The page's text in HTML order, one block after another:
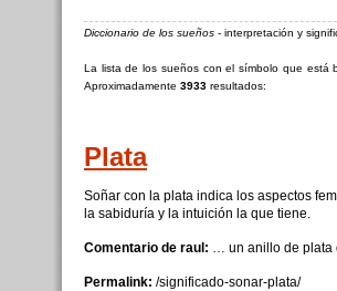
Diccionario de los sueños - interpretación y
La lista de los sueños con el símbolo que está
Aproximadamente 3933 resultados:
Plata
Soñar con la plata indica los aspectos
la sabiduría y la intuición la que tiene.
Comentario de raul: … un anillo de plata
Permalink: /significado-sonar-plata/